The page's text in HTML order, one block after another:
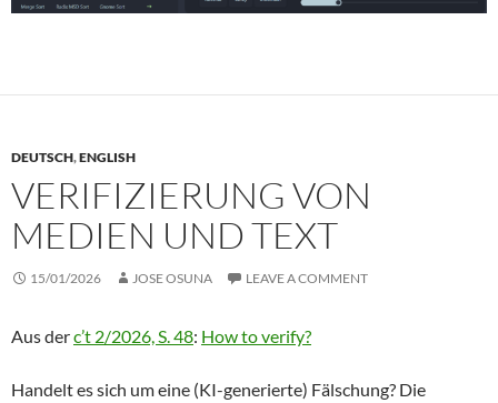
DEUTSCH,ENGLISH
VERIFIZIERUNG VON
MEDIEN UND TEXT
15/01/2026 JOSE OSUNA LEAVE A COMMENT
Aus derc’t 2/2026, S. 48: How to verify?
Handelt es sich um eine (KI-generierte) Fälschung? Die